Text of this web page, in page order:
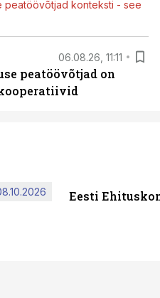
peatöövõtjad konteksti - see
06.08.26, 11:11
peatöövõtjad on
Eesti